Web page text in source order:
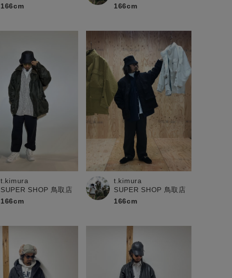
166cm
166cm
t.kimura
SUPER SHOP 鳥取店
166cm
t.kimura
SUPER SHOP 鳥取店
166cm